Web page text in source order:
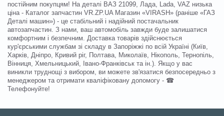
постійним покупцям! На деталі ВАЗ 21099, Лада, Lada, VAZ низька
ціна - Каталог запчастин VR.ZP.UA Магазин «VIRASH» (раніше «ГАЗ
Деталі машин») - це стабільний і надійний постачальник
автозапчастин. З нами, ваш автомобіль завжди буде залишатися
комфортним і безпечним. Доставка товарів здійснюється
кур'єрськими службам зі складу в Запоріжжі по всій Україні (Київ,
Харків, Дніпро, Кривий ріг, Полтава, Миколаїв, Нікополь, Тернопіль,
Вінниця, Хмельницький, Івано-Франківськ та ін.). Якщо у вас
виникли труднощі з вибором, ви можете зв'язатися безпосередньо з
менеджером та отримати кваліфіковану допомогу - ☎
Телефонуйте!